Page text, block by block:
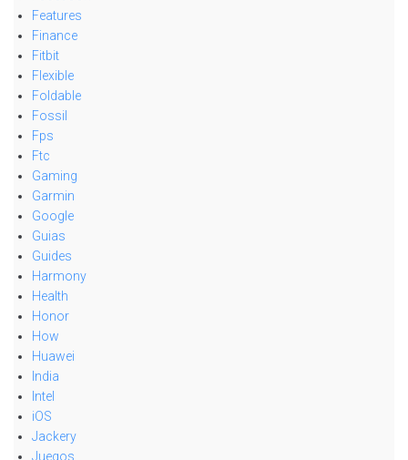
Features
Finance
Fitbit
Flexible
Foldable
Fossil
Fps
Ftc
Gaming
Garmin
Google
Guias
Guides
Harmony
Health
Honor
How
Huawei
India
Intel
iOS
Jackery
Juegos